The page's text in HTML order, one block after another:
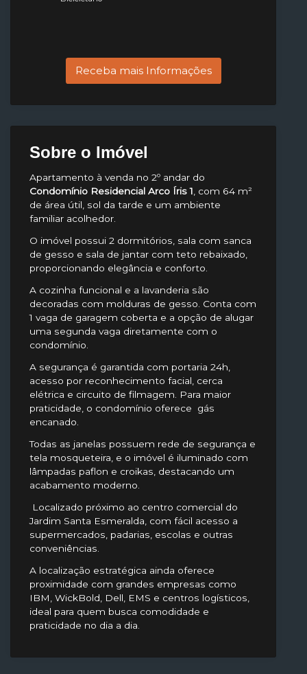
Receba mais Informações
Sobre o Imóvel
Apartamento à venda no 2º andar do
Condomínio Residencial Arco Íris 1 , com 64 m²
de área útil, sol da tarde e um ambiente
familiar acolhedor.
O imóvel possui 2 dormitórios, sala com sanca
de gesso e sala de jantar com teto rebaixado,
proporcionando elegância e conforto.
A cozinha funcional e a lavanderia são
decoradas com molduras de gesso. Conta com
1 vaga de garagem coberta e a opção de alugar
uma segunda vaga diretamente com o
condomínio.
A segurança é garantida com portaria 24h,
acesso por reconhecimento facial, cerca
elétrica e circuito de filmagem. Para maior
praticidade, o condomínio oferece gás
encanado.
Todas as janelas possuem rede de segurança e
tela mosqueteira, e o imóvel é iluminado com
lâmpadas paflon e croikas, destacando um
acabamento moderno.
Localizado próximo ao centro comercial do
Jardim Santa Esmeralda, com fácil acesso a
supermercados, padarias, escolas e outras
conveniências.
A localização estratégica ainda oferece
proximidade com grandes empresas como
IBM, WickBold, Dell, EMS e centros logísticos,
ideal para quem busca comodidade e
praticidade no dia a dia.